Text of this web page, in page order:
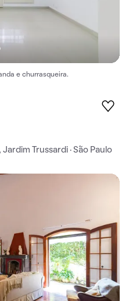
e churrasqueira.
Trussardi · São Paulo